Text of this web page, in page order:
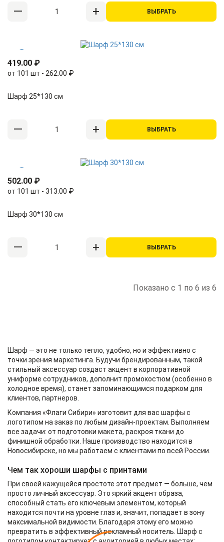
ВЫБРАТЬ
419.00 ₽
от 101 шт - 262.00 ₽
Шарф 25*130 см
ВЫБРАТЬ
502.00 ₽
от 101 шт - 313.00 ₽
Шарф 30*130 см
ВЫБРАТЬ
Показано с 1 по 6 из 6
Шарф — это не только тепло, удобно, но и эффективно с
точки зрения маркетинга. Будучи брендированным, такой
стильный аксессуар создаст акцент в корпоративной
униформе сотрудников, дополнит промокостюм (особенно в
холодное время), станет запоминающимся подарком для
клиентов, партнеров.
Компания «Флаги Сибири» изготовит для вас шарфы с
логотипом на заказ по любым дизайн-проектам. Выполняем
все задачи: от подготовки макета, раскроя ткани до
финишной обработки. Наше производство находится в
Новосибирске, но мы работаем с клиентами по всей России.
Чем так хороши шарфы с принтами
При своей кажущейся простоте этот предмет — больше, чем
просто личный аксессуар. Это яркий акцент образа,
способный стать его ключевым элементом, который
находится почти на уровне глаз и, значит, попадает в зону
максимальной видимости. Благодаря этому его можно
превратить в эффективный рекламный носитель. Шарф с